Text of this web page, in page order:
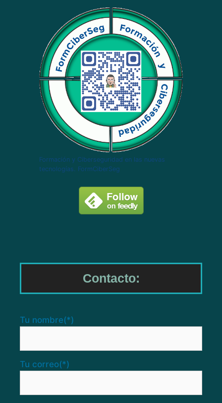
Formación y Ciberseguridad en las nuevas
tecnologías. FormCiberSeg
Contacto:
Tu nombre(*)
Tu correo(*)